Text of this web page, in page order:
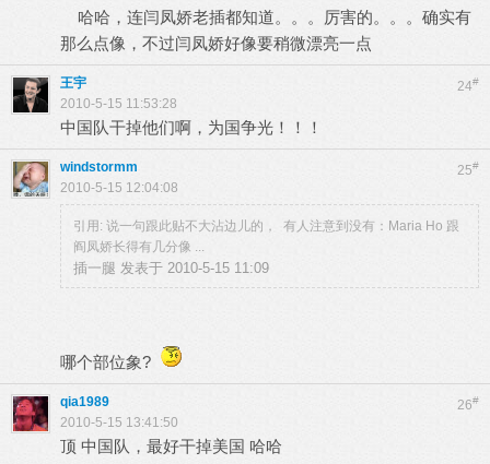
哈哈，连闫凤娇老插都知道。。。厉害的。。。确实有
那么点像，不过闫凤娇好像要稍微漂亮一点
24#
王宇
2010-5-15 11:53:28
中国队干掉他们啊，为国争光！！！
25#
windstormm
2010-5-15 12:04:08
引用: 说一句跟此贴不大沾边儿的， 有人注意到没有：Maria Ho 跟
阎凤娇长得有几分像 ...
插一腿 发表于 2010-5-15 11:09
哪个部位象?
26#
qia1989
2010-5-15 13:41:50
顶 中国队，最好干掉美国 哈哈